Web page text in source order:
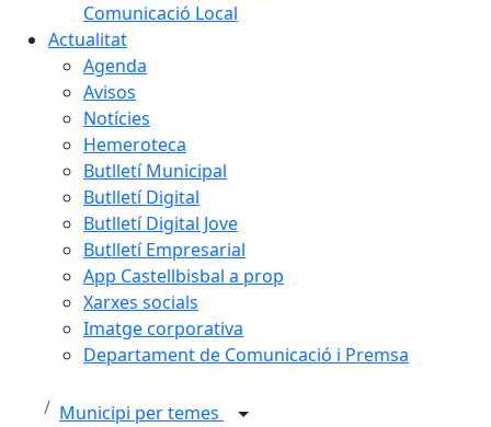
Comunicació Local
Actualitat
Agenda
Avisos
Notícies
Hemeroteca
Butlletí Municipal
Butlletí Digital
Butlletí Digital Jove
Butlletí Empresarial
App Castellbisbal a prop
Xarxes socials
Imatge corporativa
Departament de Comunicació i Premsa
Municipi per temes